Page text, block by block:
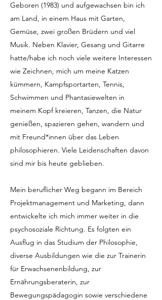
Geboren (1983) und aufgewachsen bin ich
am Land, in einem Haus mit Garten,
Gemüse, zwei großen Brüdern und viel
Musik. Neben Klavier, Gesang und Gitarre
hatte/habe ich noch viele weitere Interessen
wie Zeichnen, mich um meine Katzen
kümmern, Kampfsportarten, Tennis,
Schwimmen und Phantasiewelten in
meinem Kopf kreieren, Tanzen, die Natur
genießen, spazieren gehen, wandern und
mit Freund*innen über das Leben
philosophieren. Viele Leidenschaften davon
sind mir bis heute geblieben.
Mein beruflicher Weg begann im Bereich
Projektmanagement und Marketing, dann
entwickelte ich mich immer weiter in die
psychosoziale Richtung. Es folgten ein
Ausflug in das Studium der Philosophie,
diverse Ausbildungen wie die zur Trainerin
für Erwachsenenbildung, zur
Ernährungsberaterin, zur
Bewegungspädagogin sowie verschiedene